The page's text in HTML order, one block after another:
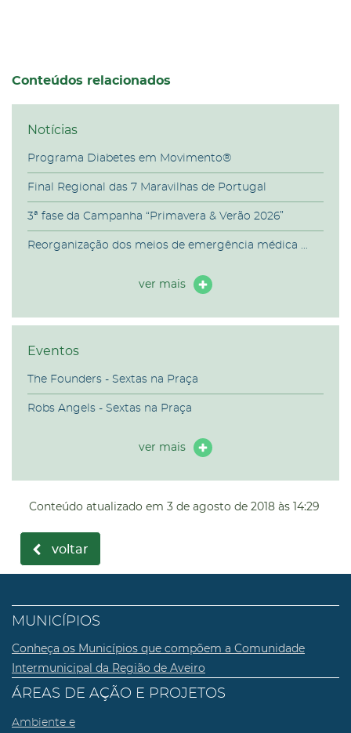
Conteúdos relacionados
Notícias
Programa Diabetes em Movimento®
Final Regional das 7 Maravilhas de Portugal
3ª fase da Campanha “Primavera & Verão 2026”
Reorganização dos meios de emergência médica ...
ver mais
Eventos
The Founders - Sextas na Praça
Robs Angels - Sextas na Praça
ver mais
Conteúdo atualizado em 3 de agosto de 2018 às 14:29
voltar
MUNICÍPIOS
Conheça os Municípios que compõem a Comunidade
Intermunicipal da Região de Aveiro
ÁREAS DE AÇÃO E PROJETOS
Ambiente e